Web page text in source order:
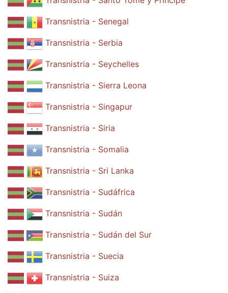
Transnistria - Senegal
Transnistria - Serbia
Transnistria - Seychelles
Transnistria - Sierra Leona
Transnistria - Singapur
Transnistria - Siria
Transnistria - Somalia
Transnistria - Sri Lanka
Transnistria - Sudáfrica
Transnistria - Sudán
Transnistria - Sudán del Sur
Transnistria - Suecia
Transnistria - Suiza